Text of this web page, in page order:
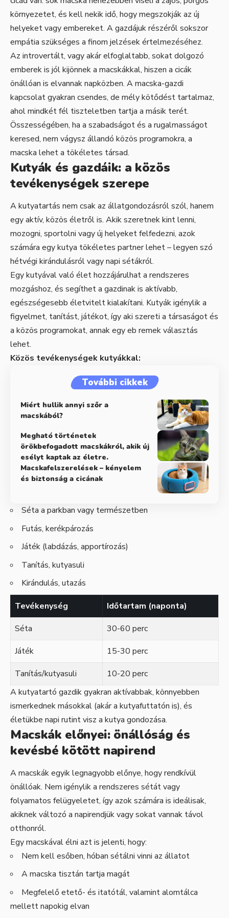
környezetet, és kell nekik idő, hogy megszokják az új
helyeket vagy embereket. A gazdájuk részéről sokszor
empátia szükséges a finom jelzések értelmezéséhez.
Az introvertált, vagy akár elfoglaltabb, sokat dolgozó
emberek is jól kijönnek a macskákkal, hiszen a cicák
önállóan is elvannak napközben. A macska-gazdi
kapcsolat gyakran csendes, de mély kötődést tartalmaz,
ahol mindkét fél tiszteletben tartja a másik terét.
Összességében, ha a szabadságot és a rugalmasságot
keresed, nem vágysz állandó közös programokra, a
macska lehet a tökéletes társad.
Kutyák és gazdáik: a közös
tevékenységek szerepe
A kutyatartás nem csak az állatgondozásról szól, hanem
egy aktív, közös életről is. Akik szeretnek kint lenni,
mozogni, sportolni vagy új helyeket felfedezni, azok
számára egy kutya tökéletes partner lehet – legyen szó
hétvégi kirándulásról vagy napi sétákról.
Egy kutyával való élet hozzájárulhat a rendszeres
mozgáshoz, és segíthet a gazdinak is aktívabb,
egészségesebb életvitelt kialakítani. Kutyák igénylik a
figyelmet, tanítást, játékot, így aki szereti a társaságot és
a közös programokat, annak egy eb remek választás
lehet.
Közös tevékenységek kutyákkal:
További cikkek
Miért hullik annyi szőr a
macskából?
Megható történetek
örökbefogadott macskákról, akik új
esélyt kaptak az életre.
Macskafelszerelések – kényelem
és biztonság a cicának
Séta a parkban vagy természetben
Futás, kerékpározás
Játék (labdázás, apportírozás)
Tanítás, kutyasuli
Kirándulás, utazás
Tevékenység
Időtartam (naponta)
Séta
30-60 perc
Játék
15-30 perc
Tanítás/kutyasuli
10-20 perc
A kutyatartó gazdik gyakran aktívabbak, könnyebben
ismerkednek másokkal (akár a kutyafuttatón is), és
életükbe napi rutint visz a kutya gondozása.
Macskák előnyei: önállóság és
kevésbé kötött napirend
A macskák egyik legnagyobb előnye, hogy rendkívül
önállóak. Nem igénylik a rendszeres sétát vagy
folyamatos felügyeletet, így azok számára is ideálisak,
akiknek változó a napirendjük vagy sokat vannak távol
otthonról.
Egy macskával élni azt is jelenti, hogy:
Nem kell esőben, hóban sétálni vinni az állatot
A macska tisztán tartja magát
Megfelelő etető- és itatótál, valamint alomtálca
mellett napokig elvan